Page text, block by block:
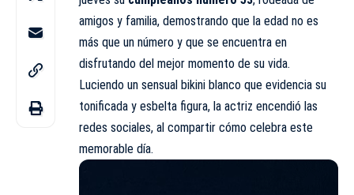
amigos y familia, demostrando que la edad no es
más que un número y que se encuentra en
disfrutando del mejor momento de su vida.
Luciendo un sensual bikini blanco que evidencia su
tonificada y esbelta figura, la actriz encendió las
redes sociales, al compartir cómo celebra este
memorable día.